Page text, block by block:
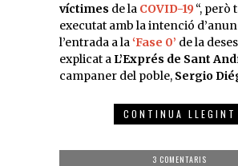
víctimes de la COVID-19“, però
executat amb la intenció
l’entrada a la ‘Fase 0’ de la
explicat a L’Exprés de Sant
campaner del poble, Sergio
CONTINUA LLEGINT
3 COMENTARIS